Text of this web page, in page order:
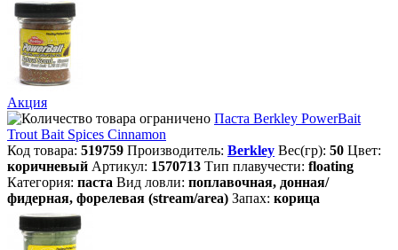
Акция
Паста Berkley PowerBait
Trout Bait Spices Cinnamon
Код товара: 519759 Производитель: Berkley Вес(гр): 50 Цвет:
коричневый Артикул: 1570713 Тип плавучести: floating
Категория: паста Вид ловли: поплавочная, донная/
фидерная, форелевая (stream/area) Запах: корица